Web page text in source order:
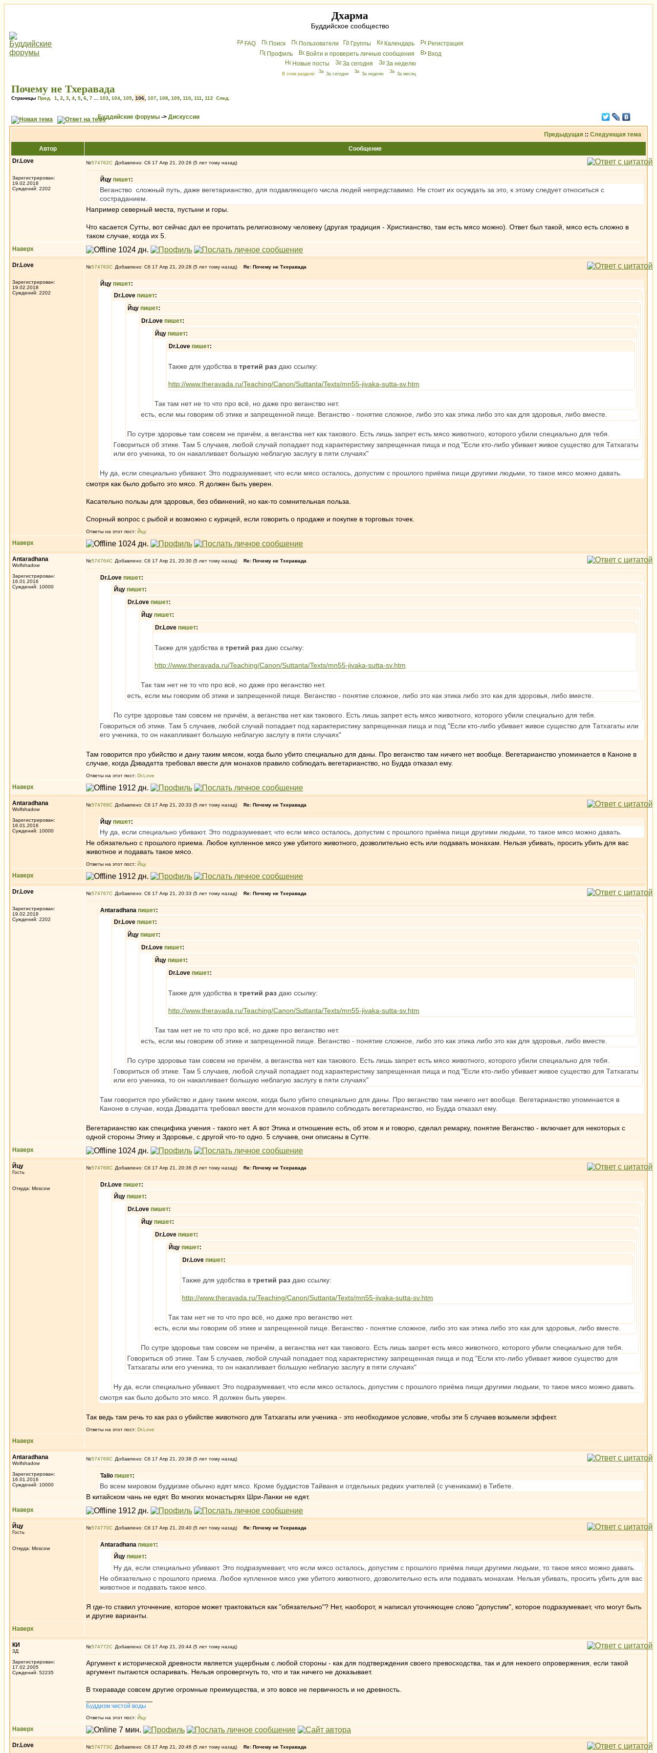
Дхарма
Буддийское сообщество
FAQ Поиск Пользователи Группы Календарь
Peгиcтрaция
Профиль
Войти и проверить личные сообщения
Вхoд
Новые посты
За сегодня За неделю
В этом разделе: За сегодня За неделю За месяц
Почему не Тхеравада
Страницы Пред. 1 2 3 4 5 6 7 103 104 105 106 107 108 109 110 111 112 След.
Буддийские форумы -> Дискуссии
Предыдущая :: Следующая тема
Автор
Сообщение
Dr.Love
Зарегистрирован:
19.02.2018
Суждений: 2202
№574762 Добавлено: Сб 17 Апр 21, 20:26 (5 лет тому назад)
Йцу пишет:
Веганство сложный путь, даже вегетарианство, для подавляющего числа людей непредставимо. Не стоит их осуждать за это, к этому следует относиться с
состраданием.
Например северный места, пустыни и горы.
Что касается Сутты, вот сейчас дал ее прочитать религиозному человеку (другая традиция - Христианство, там есть мясо можно). Ответ был такой, мясо есть сложно в
таком случае, когда их 5.
Наверх
Dr.Love
Зарегистрирован:
19.02.2018
Суждений: 2202
№574763 Добавлено: Сб 17 Апр 21, 20:28 (5 лет тому назад) Re: Почему не Тхеравада
Йцу пишет:
Dr.Love пишет:
Йцу пишет:
Dr.Love пишет:
Йцу пишет:
Dr.Love пишет:
Также для удобства в третий раз даю ссылку:
http://www.theravada.ru/Teaching/Canon/Suttanta/Texts/mn55-jivaka-sutta-sv.htm
Так там нет не то что про всё, но даже про веганство нет.
есть, если мы говорим об этике и запрещенной пище. Веганство - понятие сложное, либо это как этика либо это как для здоровья, либо вместе.
По сутре здоровье там совсем не причём, а веганства нет как такового. Есть лишь запрет есть мясо животного, которого убили специально для тебя.
Говориться об этике. Там 5 случаев, любой случай попадает под характеристику запрещенная пища и под "Если кто-либо убивает живое существо для Татхагаты
или его ученика, то он накапливает большую неблагую заслугу в пяти случаях"
Ну да, если специально убивают. Это подразумевает, что если мясо осталось, допустим с прошлого приёма пищи другими людьми, то такое мясо можно давать.
смотря как было добыто это мясо. Я должен быть уверен.
Касательно пользы для здоровья, без обвинений, но как-то сомнительная польза.
Спорный вопрос с рыбой и возможно с курицей, если говорить о продаже и покупке в торговых точек.
Ответы на этот пост: Йцу
Наверх
Antaradhana
Wolfshadow
Зарегистрирован:
16.01.2016
Суждений: 10000
№574764 Добавлено: Сб 17 Апр 21, 20:30 (5 лет тому назад) Re: Почему не Тхеравада
Dr.Love пишет:
Йцу пишет:
Dr.Love пишет:
Йцу пишет:
Dr.Love пишет:
Также для удобства в третий раз даю ссылку:
http://www.theravada.ru/Teaching/Canon/Suttanta/Texts/mn55-jivaka-sutta-sv.htm
Так там нет не то что про всё, но даже про веганство нет.
есть, если мы говорим об этике и запрещенной пище. Веганство - понятие сложное, либо это как этика либо это как для здоровья, либо вместе.
По сутре здоровье там совсем не причём, а веганства нет как такового. Есть лишь запрет есть мясо животного, которого убили специально для тебя.
Говориться об этике. Там 5 случаев, любой случай попадает под характеристику запрещенная пища и под "Если кто-либо убивает живое существо для Татхагаты или
его ученика, то он накапливает большую неблагую заслугу в пяти случаях"
Там говорится про убийство и дану таким мясом, когда было убито специально для даны. Про веганство там ничего нет вообще. Вегетарианство упоминается в Каноне в
случае, когда Дэвадатта требовал ввести для монахов правило соблюдать вегетарианство, но Будда отказал ему.
Ответы на этот пост: Dr.Love
Наверх
Antaradhana
Wolfshadow
Зарегистрирован:
16.01.2016
Суждений: 10000
№574766 Добавлено: Сб 17 Апр 21, 20:33 (5 лет тому назад) Re: Почему не Тхеравада
Йцу пишет:
Ну да, если специально убивают. Это подразумевает, что если мясо осталось, допустим с прошлого приёма пищи другими людьми, то такое мясо можно давать.
Не обязательно с прошлого приема. Любое купленное мясо уже убитого животного, дозволительно есть или подавать монахам. Нельзя убивать, просить убить для вас
животное и подавать такое мясо.
Ответы на этот пост: Йцу
Наверх
Dr.Love
Зарегистрирован:
19.02.2018
Суждений: 2202
№574767 Добавлено: Сб 17 Апр 21, 20:33 (5 лет тому назад) Re: Почему не Тхеравада
Antaradhana пишет:
Dr.Love пишет:
Йцу пишет:
Dr.Love пишет:
Йцу пишет:
Dr.Love пишет:
Также для удобства в третий раз даю ссылку:
http://www.theravada.ru/Teaching/Canon/Suttanta/Texts/mn55-jivaka-sutta-sv.htm
Так там нет не то что про всё, но даже про веганство нет.
есть, если мы говорим об этике и запрещенной пище. Веганство - понятие сложное, либо это как этика либо это как для здоровья, либо вместе.
По сутре здоровье там совсем не причём, а веганства нет как такового. Есть лишь запрет есть мясо животного, которого убили специально для тебя.
Говориться об этике. Там 5 случаев, любой случай попадает под характеристику запрещенная пища и под "Если кто-либо убивает живое существо для Татхагаты
или его ученика, то он накапливает большую неблагую заслугу в пяти случаях"
Там говорится про убийство и дану таким мясом, когда было убито специально для даны. Про веганство там ничего нет вообще. Вегетарианство упоминается в
Каноне в случае, когда Дэвадатта требовал ввести для монахов правило соблюдать вегетарианство, но Будда отказал ему.
Вегетарианство как специфика учения - такого нет. А вот Этика и отношение есть, об этом я и говорю, сделал ремарку, понятие Веганство - включает для некоторых с
одной стороны Этику и Здоровье, с другой что-то одно. 5 случаев, они описаны в Сутте.
Наверх
Йцу
Гость
Откуда: Moscow
№574768 Добавлено: Сб 17 Апр 21, 20:36 (5 лет тому назад) Re: Почему не Тхеравада
Dr.Love пишет:
Йцу пишет:
Dr.Love пишет:
Йцу пишет:
Dr.Love пишет:
Йцу пишет:
Dr.Love пишет:
Также для удобства в третий раз даю ссылку:
http://www.theravada.ru/Teaching/Canon/Suttanta/Texts/mn55-jivaka-sutta-sv.htm
Так там нет не то что про всё, но даже про веганство нет.
есть, если мы говорим об этике и запрещенной пище. Веганство - понятие сложное, либо это как этика либо это как для здоровья, либо вместе.
По сутре здоровье там совсем не причём, а веганства нет как такового. Есть лишь запрет есть мясо животного, которого убили специально для тебя.
Говориться об этике. Там 5 случаев, любой случай попадает под характеристику запрещенная пища и под "Если кто-либо убивает живое существо для
Татхагаты или его ученика, то он накапливает большую неблагую заслугу в пяти случаях"
Ну да, если специально убивают. Это подразумевает, что если мясо осталось, допустим с прошлого приёма пищи другими людьми, то такое мясо можно давать.
смотря как было добыто это мясо. Я должен быть уверен.
Так ведь там речь то как раз о убийстве животного для Татхагаты или ученика - это необходимое условие, чтобы эти 5 случаев возымели эффект.
Ответы на этот пост: Dr.Love
Наверх
Antaradhana
Wolfshadow
Зарегистрирован:
16.01.2016
Суждений: 10000
№574769 Добавлено: Сб 17 Апр 21, 20:38 (5 лет тому назад)
Talio пишет:
Во всем мировом буддизме обычно едят мясо. Кроме буддистов Тайваня и отдельных редких учителей (с учениками) в Тибете.
В китайском чань не едят. Во многих монастырях Шри-Ланки не едят.
Наверх
Йцу
Гость
Откуда: Moscow
№574770 Добавлено: Сб 17 Апр 21, 20:40 (5 лет тому назад) Re: Почему не Тхеравада
Antaradhana пишет:
Йцу пишет:
Ну да, если специально убивают. Это подразумевает, что если мясо осталось, допустим с прошлого приёма пищи другими людьми, то такое мясо можно давать.
Не обязательно с прошлого приема. Любое купленное мясо уже убитого животного, дозволительно есть или подавать монахам. Нельзя убивать, просить убить для вас
животное и подавать такое мясо.
Я где-то ставил уточнение, которое может трактоваться как "обязательно"? Нет, наоборот, я написал уточняющее слово "допустим", которое подразумевает, что могут быть
и другие варианты.
Наверх
КИ
3Д
Зарегистрирован:
17.02.2005
Суждений: 52235
№574772 Добавлено: Сб 17 Апр 21, 20:44 (5 лет тому назад)
Аргумент к исторической древности является ущербным с любой стороны - как для подтверждения своего превосходства, так и для некоего опровержения, если такой
аргумент пытаются оспаривать. Нельзя опровергнуть то, что и так ничего не доказывает.
В тхераваде совсем другие огромные преимущества, и это вовсе не первичность и не древность.
Буддизм чистой воды
Ответы на этот пост: Йцу
Наверх
Dr.Love №574773 Добавлено: Сб 17 Апр 21, 20:46 (5 лет тому назад) Re: Почему не Тхеравада